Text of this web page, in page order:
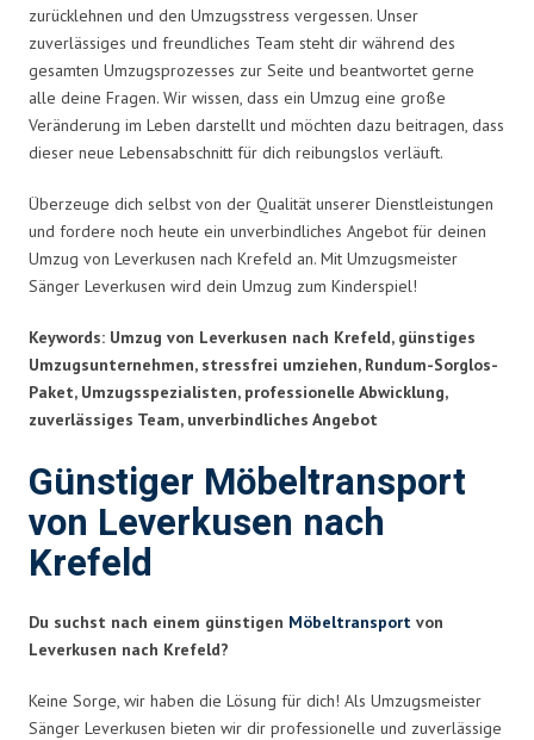
zurücklehnen und den Umzugsstress vergessen. Unser
zuverlässiges und freundliches Team steht dir während des
gesamten Umzugsprozesses zur Seite und beantwortet gerne
alle deine Fragen. Wir wissen, dass ein Umzug eine große
Veränderung im Leben darstellt und möchten dazu beitragen, dass
dieser neue Lebensabschnitt für dich reibungslos verläuft.
Überzeuge dich selbst von der Qualität unserer Dienstleistungen
und fordere noch heute ein unverbindliches Angebot für deinen
Umzug von Leverkusen nach Krefeld an. Mit Umzugsmeister
Sänger Leverkusen wird dein Umzug zum Kinderspiel!
Keywords: Umzug von Leverkusen nach Krefeld, günstiges
Umzugsunternehmen, stressfrei umziehen, Rundum-Sorglos-
Paket, Umzugsspezialisten, professionelle Abwicklung,
zuverlässiges Team, unverbindliches Angebot
Günstiger Möbeltransport
von Leverkusen nach
Krefeld
Du suchst nach einem günstigen Möbeltransport von
Leverkusen nach Krefeld?
Keine Sorge, wir haben die Lösung für dich! Als Umzugsmeister
Sänger Leverkusen bieten wir dir professionelle und zuverlässige